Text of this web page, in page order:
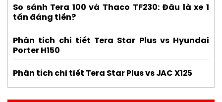
So sánh Tera 100 và Thaco TF230: Đâu là xe 1
tấn đáng tiền?
Phân tích chi tiết Tera Star Plus vs Hyundai
Porter H150
Phân tích chi tiết Tera Star Plus vs JAC X125